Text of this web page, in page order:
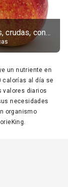
Manzanas, crudas, con piel
un nutriente en
calorías al día se
valores diarios
necesidades
organismo